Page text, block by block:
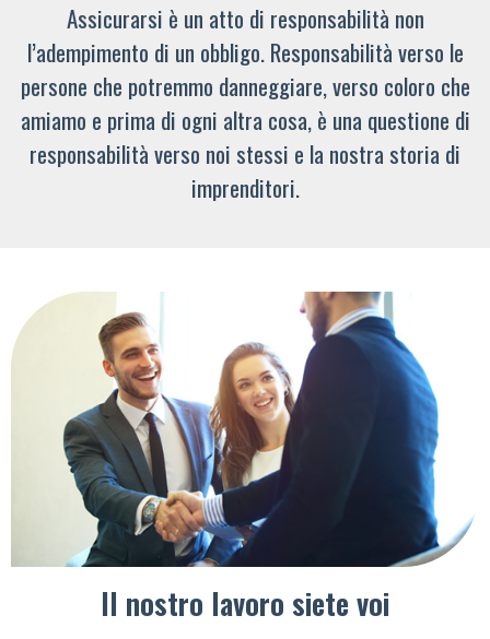
Assicurarsi è un atto di responsabilità non
l’adempimento di un obbligo. Responsabilità verso le
persone che potremmo danneggiare, verso coloro che
amiamo e prima di ogni altra cosa, è una questione di
responsabilità verso noi stessi e la nostra storia di
imprenditori.
Il nostro lavoro siete voi